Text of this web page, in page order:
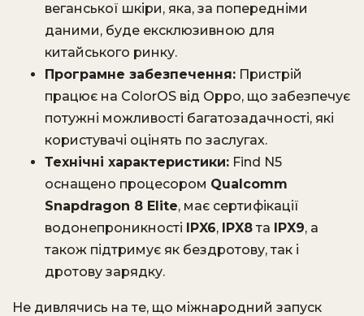
веганської шкіри, яка, за попередніми
даними, буде ексклюзивною для
китайського ринку.
Програмне забезпечення: Пристрій
працює на ColorOS від Oppo, що забезпечує
потужні можливості багатозадачності, які
користувачі оцінять по заслугах.
Технічні характеристики: Find N5
оснащено процесором Qualcomm
Snapdragon 8 Elite, має сертифікації
водонепроникності IPX6, IPX8та IPX9, а
також підтримує як бездротову, так і
дротову зарядку.
Не дивлячись на те, що міжнародний запуск